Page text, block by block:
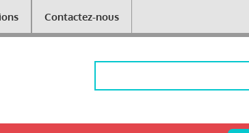
Contactez-nous